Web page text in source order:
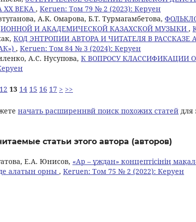
ХХ ВЕКА , Keruen: Том 79 № 2 (2023): Керуен
A.K. Омарова, Б.Т. Турмагамбетова,
И АКАДЕМИЧЕСКОЙ КАЗАХСКОЙ МУЗЫКИ ,
КОД ЭНТРОПИИ АВТОРА И ЧИТАТЕЛЯ В РАССКАЗЕ
, Keruen: Том 84 № 3 (2024): Керуен
А.С. Нусупова, К ВОПРОСУ КЛАССИФИКАЦИИ
12 13 14 15 16 17 > >>
начать расширеннвй поиск похожих статей для
статьи этого автора (авторов)
Е.А. Юнисов, «Ар – ұждан» концептісінің
алатын орны , Keruen: Том 75 № 2 (2022): Керуен